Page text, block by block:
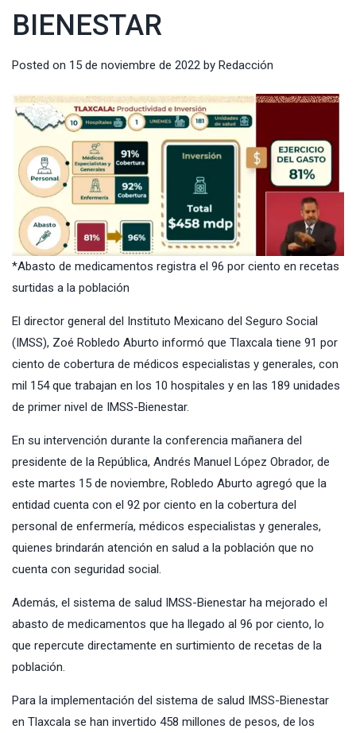
BIENESTAR
Posted on 15 de noviembre de 2022 by Redacción
*Abasto de medicamentos registra el 96 por ciento en recetas
surtidas a la población
El director general del Instituto Mexicano del Seguro Social
(IMSS), Zoé Robledo Aburto informó que Tlaxcala tiene 91 por
ciento de cobertura de médicos especialistas y generales, con
mil 154 que trabajan en los 10 hospitales y en las 189 unidades
de primer nivel de IMSS-Bienestar.
En su intervención durante la conferencia mañanera del
presidente de la República, Andrés Manuel López Obrador, de
este martes 15 de noviembre, Robledo Aburto agregó que la
entidad cuenta con el 92 por ciento en la cobertura del
personal de enfermería, médicos especialistas y generales,
quienes brindarán atención en salud a la población que no
cuenta con seguridad social.
Además, el sistema de salud IMSS-Bienestar ha mejorado el
abasto de medicamentos que ha llegado al 96 por ciento, lo
que repercute directamente en surtimiento de recetas de la
población.
Para la implementación del sistema de salud IMSS-Bienestar
en Tlaxcala se han invertido 458 millones de pesos, de los